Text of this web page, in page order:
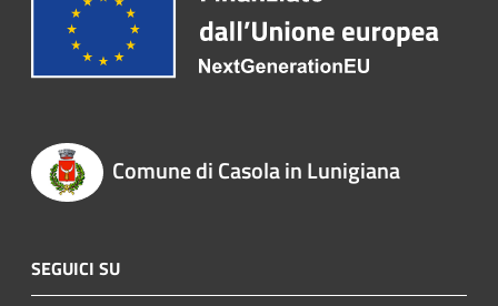
Comune di Casola in Lunigiana
SEGUICI SU